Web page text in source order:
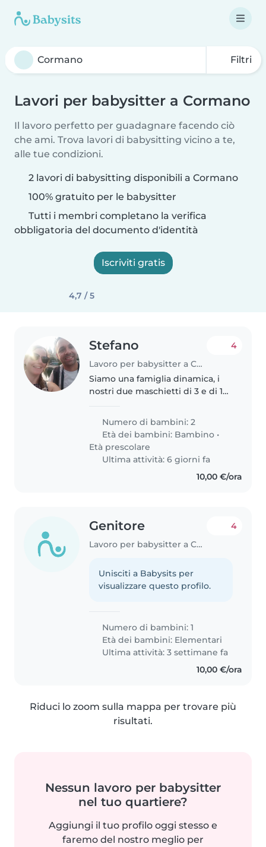
Filtri
Lavori per babysitter a Cormano
Il lavoro perfetto per guadagnare facendo ciò
che ami. Trova lavori di babysitting vicino a te,
alle tue condizioni.
2 lavori di babysitting disponibili a Cormano
100% gratuito per le babysitter
Tutti i membri completano la verifica
obbligatoria del documento d'identità
Iscriviti gratis
4,7 / 5
Stefano
Lavoro per babysitter a Cormano
4
Siamo una famiglia dinamica, i
nostri due maschietti di 3 e di 1
affettuosi, gli piacciono le attività
artistiche, giochi simbolici,le
costruzioni, puzzle,..
Numero di bambini: 2
Età dei bambini: Bambino •
Età prescolare
Ultima attività: 6 giorni fa
10,00 €/ora
Genitore
Lavoro per babysitter a Cormano
4
Unisciti a Babysits per
visualizzare questo profilo.
Numero di bambini: 1
Età dei bambini: Elementari
Ultima attività: 3 settimane fa
10,00 €/ora
Riduci lo zoom sulla mappa per trovare più
risultati.
Nessun lavoro per babysitter
nel tuo quartiere?
Aggiungi il tuo profilo oggi stesso e
faremo del nostro meglio per